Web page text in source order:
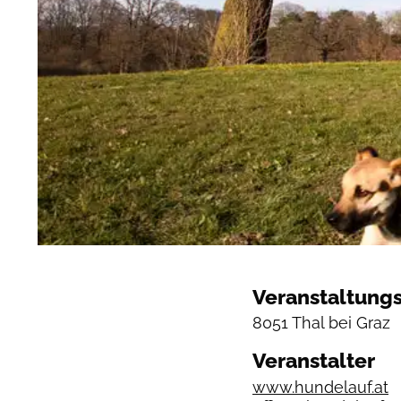
8051 Thal bei Graz
Veranstalter
www.hundelauf.at